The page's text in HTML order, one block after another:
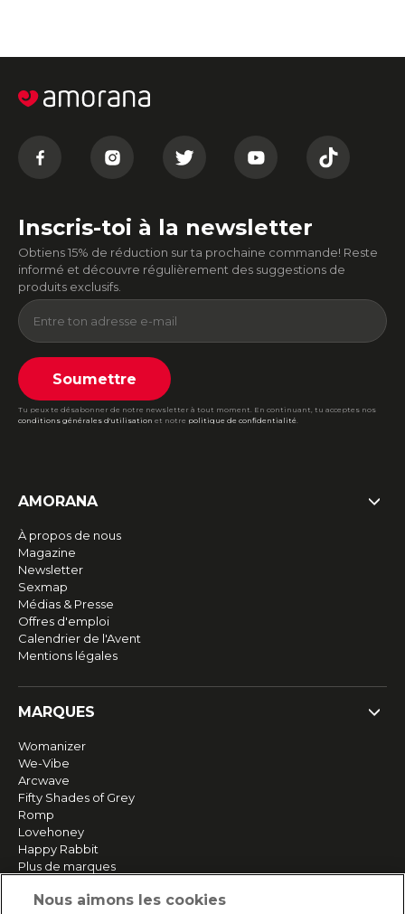
Inscris-toi à la newsletter
Obtiens 15% de réduction sur ta prochaine commande! Reste
informé et découvre régulièrement des suggestions de
produits exclusifs.
Soumettre
Tu peux te désabonner de notre newsletter à tout moment. En continuant, tu acceptes nos
conditions générales d'utilisation et notre politique de confidentialité.
AMORANA
À propos de nous
Magazine
Newsletter
Sexmap
Médias & Presse
Offres d'emploi
Calendrier de l'Avent
Mentions légales
MARQUES
Womanizer
We-Vibe
Arcwave
Fifty Shades of Grey
Romp
Lovehoney
Happy Rabbit
Plus de marques
Nous aimons les cookies